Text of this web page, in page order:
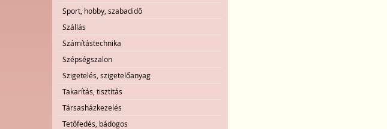
Sport, hobby, szabadidő
Szállás
Számítástechnika
Szépségszalon
Szigetelés, szigetelőanyag
Takarítás, tisztítás
Társasházkezelés
Tetőfedés, bádogos